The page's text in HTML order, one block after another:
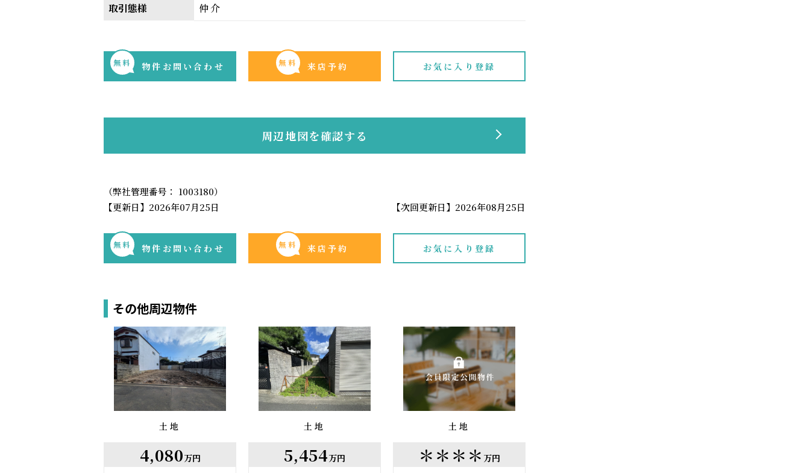
取引態様
仲介
無料 物件お問い合わせ 無料 来店予約 お気に入り登録
周辺地図を確認する
（弊社管理番号： 1003180）
【更新日】2026年07月25日
【次回更新日】2026年08月25日
無料 物件お問い合わせ 無料 来店予約 お気に入り登録
その他周辺物件
土地
4,080万円
土地
5,454万円
土地
＊＊＊＊ 万円